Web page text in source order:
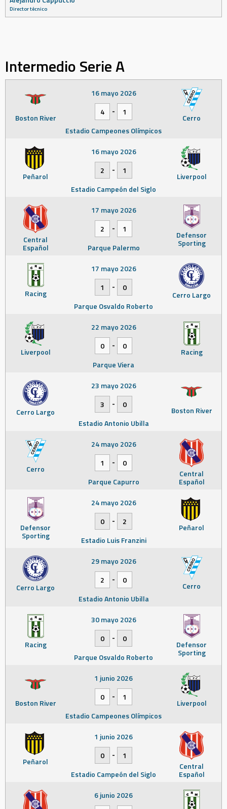
Director técnico
Intermedio Serie A
Boston River Cerro
16 mayo 2026
4
-
1
Estadio Campeones Olímpicos
Peñarol Liverpool
16 mayo 2026
2
-
1
Estadio Campeón del Siglo
Central
Español
Defensor
Sporting
17 mayo 2026
2
-
1
Parque Palermo
Racing Cerro Largo
17 mayo 2026
1
-
0
Parque Osvaldo Roberto
Liverpool Racing
22 mayo 2026
0
-
0
Parque Viera
Cerro Largo Boston River
23 mayo 2026
3
-
0
Estadio Antonio Ubilla
Cerro Central
Español
24 mayo 2026
1
-
0
Parque Capurro
Defensor
Sporting
Peñarol
24 mayo 2026
0
-
2
Estadio Luis Franzini
Cerro Largo Cerro
29 mayo 2026
2
-
0
Estadio Antonio Ubilla
Racing Defensor
Sporting
30 mayo 2026
0
-
0
Parque Osvaldo Roberto
Boston River Liverpool
1 junio 2026
0
-
1
Estadio Campeones Olímpicos
Peñarol Central
Español
1 junio 2026
0
-
1
Estadio Campeón del Siglo
6 junio 2026